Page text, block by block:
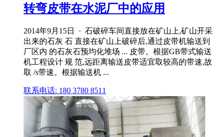
转弯皮带在水泥厂中的应用
2014年9月15日 · 石破碎车间直接放在矿山上,矿山开采
出来的石灰 石 直接在矿山上破碎后,通过皮带机输送到
厂区内 的石灰石预均化堆场 ... 皮带。根据GB带式输送
机工程设计 规 范,远距离输送皮带适宜取较高的带速,故
取 /s带速。根据输送机 ...
联系电话: 180 3780 8511